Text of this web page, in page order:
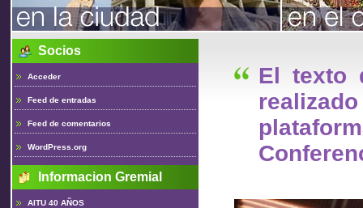
de Trabajo
del UruguayEl texto
Socios
Acceder
Feed de entradas
Feed de comentarios
WordPress.org
Informacion Gremial
AITU 40 AÑOS